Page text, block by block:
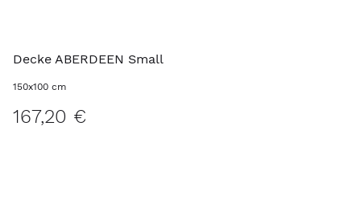
Decke ABERDEEN Small
150x100 cm
167,20 €